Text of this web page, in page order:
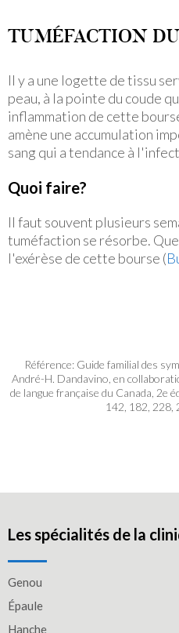
TUMÉFACTION
Il y a une logette de tissu
peau, à la pointe du coude
inflammation de cette
amène une accumulation
sang qui a tendance à
Quoi faire?
Il faut souvent plusieurs
tuméfaction se résorbe.
l'exérèse de cette bourse (
Référence: Guide familial des
André-H. Dandavino, en
de langue française du Canada, 2e
142, 182, 228,
Les spécialités de la
Genou
Épaule
Hanche